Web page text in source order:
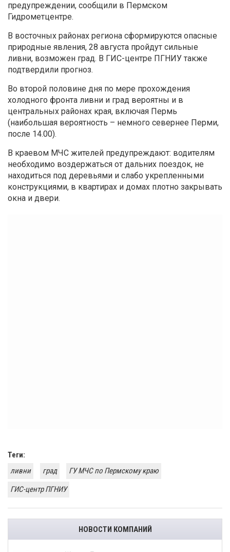
предупреждении, сообщили в Пермском
Гидрометцентре.
В восточных районах региона сформируются опасные
природные явления, 28 августа пройдут сильные
ливни, возможен град. В ГИС-центре ПГНИУ также
подтвердили прогноз.
Во второй половине дня по мере прохождения
холодного фронта ливни и град вероятны и в
центральных районах края, включая Пермь
(наибольшая вероятность – немного севернее Перми,
после 14.00).
В краевом МЧС жителей предупреждают: водителям
необходимо воздержаться от дальних поездок, не
находиться под деревьями и слабо укрепленными
конструкциями, в квартирах и домах плотно закрывать
окна и двери.
Теги:
ливни
град
ГУ МЧС по Пермскому краю
ГИС-центр ПГНИУ
НОВОСТИ КОМПАНИЙ